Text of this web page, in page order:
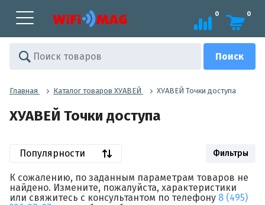
0 0
Главная Каталог товаров ХУАВЕЙ ХУАВЕЙ Точки доступа
ХУАВЕЙ Точки доступа
Популярности Фильтры
К сожалению, по заданным параметрам товаров не
найдено. Измените, пожалуйста, характеристики
или свяжитесь с консультантом по телефону 8 (495)